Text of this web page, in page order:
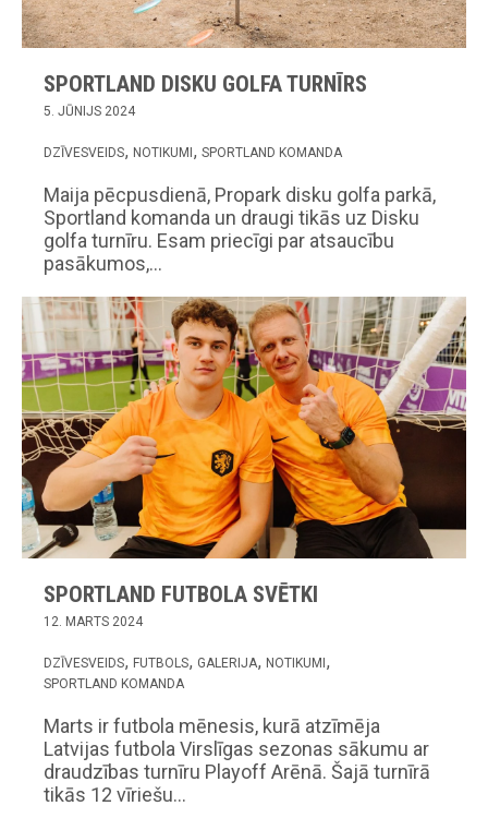
SPORTLAND DISKU GOLFA TURNĪRS
5. JŪNIJS 2024
DZĪVESVEIDS NOTIKUMI SPORTLAND KOMANDA
Maija pēcpusdienā, Propark disku golfa parkā,
Sportland komanda un draugi tikās uz Disku
golfa turnīru. Esam priecīgi par atsaucību
pasākumos,…
SPORTLAND FUTBOLA SVĒTKI
12. MARTS 2024
DZĪVESVEIDS FUTBOLS GALERIJA
NOTIKUMI
SPORTLAND KOMANDA
Marts ir futbola mēnesis, kurā atzīmēja
Latvijas futbola Virslīgas sezonas sākumu ar
draudzības turnīru Playoff Arēnā. Šajā turnīrā
tikās 12 vīriešu…